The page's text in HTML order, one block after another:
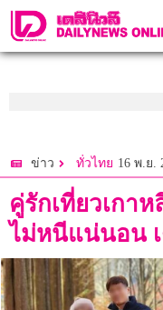
ข่าว ทั่วไทย 16 พ.ย.
คู่รักเที่ยวเกา
ไม่หนีแน่นอน